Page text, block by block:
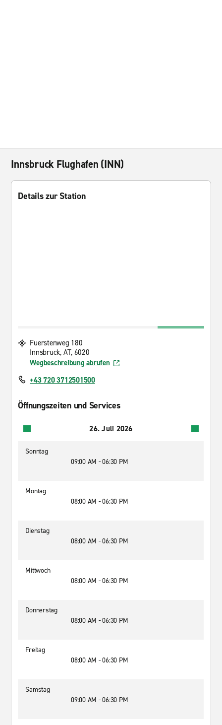
Innsbruck Flughafen (INN)
Details zur Station
Fuerstenweg 180
Innsbruck, AT, 6020
Wegbeschreibung abrufen
+43 720 3712501500
Öffnungszeiten und Services
26. Juli 2026
Sonntag
09:00 AM - 06:30 PM
Montag
08:00 AM - 06:30 PM
Dienstag
08:00 AM - 06:30 PM
Mittwoch
08:00 AM - 06:30 PM
Donnerstag
08:00 AM - 06:30 PM
Freitag
08:00 AM - 06:30 PM
Samstag
09:00 AM - 06:30 PM